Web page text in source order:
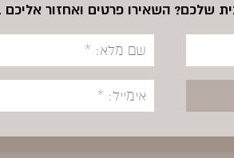
שלכם? השאירו פרטים ואחזור